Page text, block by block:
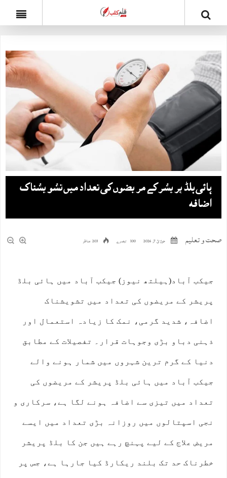
ہائی بلڈ پریشر کے مریضوں کی تعداد میں تشویشناک
اضافہ
صحت و تعلیم جولائ 7, 2026 100 تبصرے 203 مناظر
جیکب آباد(ہیلتھ نیوز) جیکب آباد میں ہائی بلڈ
پریشر کے مریضوں کی تعداد میں تشویشناک
اضافہ، شدید گرمی، نمک کا زیادہ استعمال اور
ذہنی دباو بڑی وجوہات قرار۔ تفصیلات کے مطابق
دنیا کے گرم ترین شہروں میں شمار ہونے والے
جیکب آباد میں ہائی بلڈ پریشر کے مریضوں کی
تعداد میں تیزی سے اضافہ ہونے لگا ہے، سرکاری و
نجی اسپتالوں میں روزانہ بڑی تعداد میں ایسے
مریض علاج کے لیے پہنچ رہے ہیں جن کا بلڈ پریشر
خطرناک حد تک بلند ریکارڈ کیا جارہا ہے، جس پر